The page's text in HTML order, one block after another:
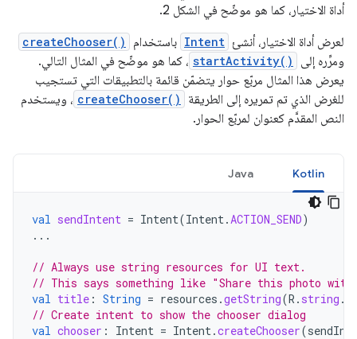
أداة الاختيار، كما هو موضّح في الشكل 2.
لعرض أداة الاختيار، أنشئ Intent باستخدام createChooser()
ومرِّره إلى startActivity() ، كما هو موضّح في المثال التالي.
يعرض هذا المثال مربّع حوار يتضمّن قائمة بالتطبيقات التي تستجيب
للغرض الذي تم تمريره إلى الطريقة
createChooser() ، ويستخدم
النص المقدَّم كعنوان لمربّع الحوار.
Kotlin
Java
val sendIntent = Intent(Intent.ACTION_SEND)
...
// Always use string resources for UI text.
// This says something like "Share this photo
val title : String = resources .getString(R . string .
// Create intent to show the chooser dialog
val chooser : Intent = Intent.createChooser(